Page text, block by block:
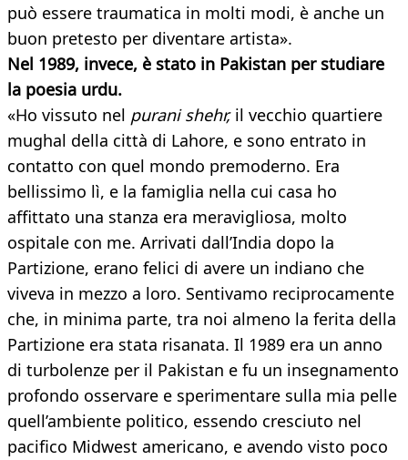
può essere traumatica in molti modi, è anche un
buon pretesto per diventare artista».
Nel 1989, invece, è stato in Pakistan per studiare
la poesia urdu.
«Ho vissuto nel purani shehr,il vecchio quartiere
mughal della città di Lahore, e sono entrato in
contatto con quel mondo premoderno. Era
bellissimo lì, e la famiglia nella cui casa ho
affittato una stanza era meravigliosa, molto
ospitale con me. Arrivati dall’India dopo la
Partizione, erano felici di avere un indiano che
viveva in mezzo a loro. Sentivamo reciprocamente
che, in minima parte, tra noi almeno la ferita della
Partizione era stata risanata. Il 1989 era un anno
di turbolenze per il Pakistan e fu un insegnamento
profondo osservare e sperimentare sulla mia pelle
quell’ambiente politico, essendo cresciuto nel
pacifico Midwest americano, e avendo visto poco